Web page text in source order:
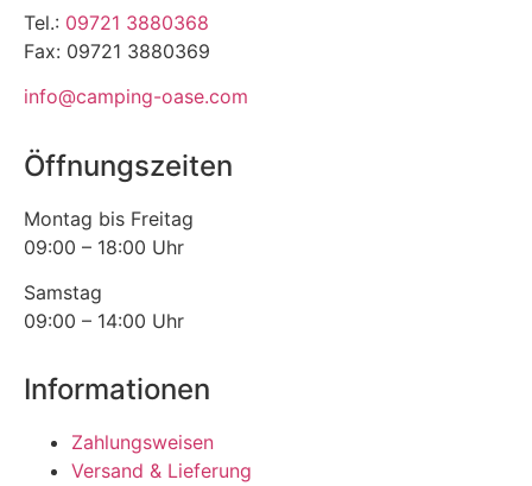
Tel.: 09721 3880368
Fax: 09721 3880369
info@camping-oase.com
Öffnungszeiten
Montag bis Freitag
09:00 – 18:00 Uhr
Samstag
09:00 – 14:00 Uhr
Informationen
Zahlungsweisen
Versand & Lieferung